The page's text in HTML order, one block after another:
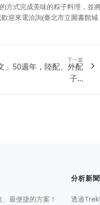
方式完成美味的粽子料理，並
迎來電洽詢(臺北市立圖書館城
下一篇
」50週年，陸配、外配
子...
最便捷的方案！
分析新
透過